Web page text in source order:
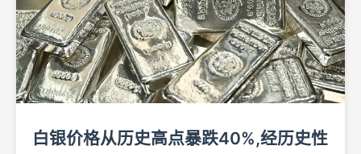
白银价格从历史高点暴跌40%,经历史性